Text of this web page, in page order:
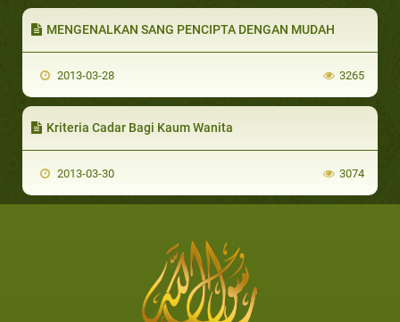
MENGENALKAN SANG PENCIPTA DENGAN MUDAH
2013-03-28 3265
Kriteria Cadar Bagi Kaum Wanita
2013-03-30 3074